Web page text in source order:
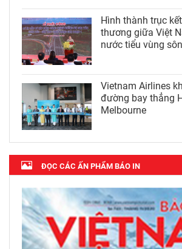
Hình thành trục
thương giữa Việt
nước tiểu vùng
Vietnam Airlines
đường bay thẳng
Melbourne
ĐỌC CÁC ẤN PHẨM BÁO IN